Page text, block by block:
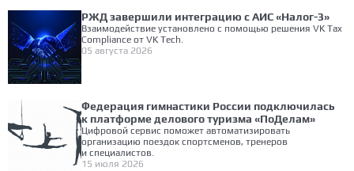
РЖД завершили интеграцию с АИС «Налог-3»
Взаимодействие установлено с помощью решения VK Tax
Compliance от VK Tech.
05 августа 2026
Федерация гимнастики России подключилась
к платформе делового туризма «ПоДелам»
Цифровой сервис поможет автоматизировать
организацию поездок спортсменов, тренеров
и специалистов.
15 июля 2026